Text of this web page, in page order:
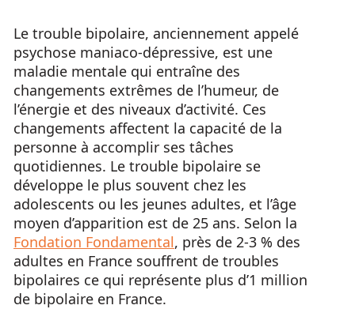
Le trouble bipolaire, anciennement appelé
psychose maniaco-dépressive, est une
maladie mentale qui entraîne des
changements extrêmes de l’humeur, de
l’énergie et des niveaux d’activité. Ces
changements affectent la capacité de la
personne à accomplir ses tâches
quotidiennes. Le trouble bipolaire se
développe le plus souvent chez les
adolescents ou les jeunes adultes, et l’âge
moyen d’apparition est de 25 ans. Selon la
Fondation Fondamental, près de 2-3 % des
adultes en France souffrent de troubles
bipolaires ce qui représente plus d’1 million
de bipolaire en France.